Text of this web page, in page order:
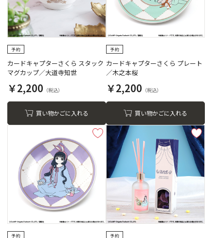
カードキャプターさくら スタック
マグカップ／大道寺知世
￥2,200
買い物かごに入れる
カードキャプターさくら プレート
／木之本桜
￥2,200
買い物かごに入れる